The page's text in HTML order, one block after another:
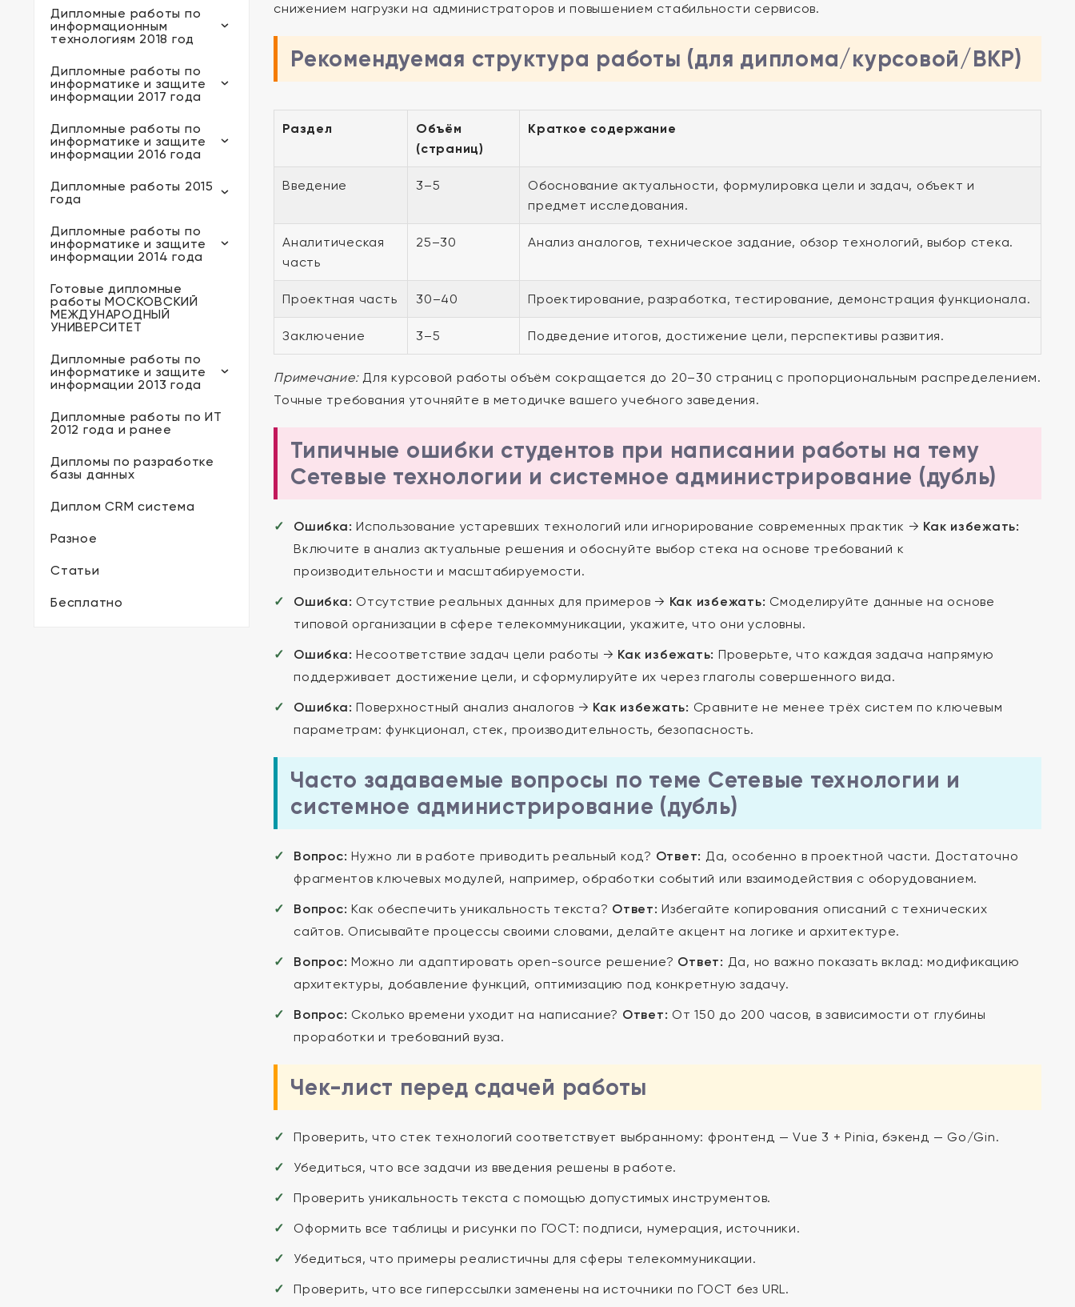
Дипломные работы по
информационным
технологиям 2018 год
Дипломные работы по
информатике и защите
информации 2017 года
Дипломные работы по
информатике и защите
информации 2016 года
Дипломные работы 2015
года
Дипломные работы по
информатике и защите
информации 2014 года
Готовые дипломные
работы МОСКОВСКИЙ
МЕЖДУНАРОДНЫЙ
УНИВЕРСИТЕТ
Дипломные работы по
информатике и защите
информации 2013 года
Дипломные работы по ИТ
2012 года и ранее
Дипломы по разработке
базы данных
Диплом CRM система
Разное
Статьи
Бесплатно
снижением нагрузки на администраторов и повышением стабильности сервисов.
Рекомендуемая структура работы (для диплома/курсовой/ВКР)
Раздел
Объём
(страниц)
Краткое содержание
Введение 3–5
Обоснование актуальности, формулировка цели и задач, объект и
предмет исследования.
Аналитическая
часть
25–30 Анализ аналогов, техническое задание, обзор технологий, выбор стека.
Проектная часть 30–40 Проектирование, разработка, тестирование, демонстрация функционала.
Заключение 3–5 Подведение итогов, достижение цели, перспективы развития.
Примечание:Для курсовой работы объём сокращается до 20–30 страниц с пропорциональным распределением.
Точные требования уточняйте в методичке вашего учебного заведения.
Типичные ошибки студентов при написании работы на тему
Сетевые технологии и системное администрирование (дубль)
Ошибка: Использование устаревших технологий или игнорирование современных практик → Как избежать:
Включите в анализ актуальные решения и обоснуйте выбор стека на основе требований к
производительности и масштабируемости.
Ошибка: Отсутствие реальных данных для примеров → Как избежать: Смоделируйте данные на основе
типовой организации в сфере телекоммуникации, укажите, что они условны.
Ошибка: Несоответствие задач цели работы → Как избежать: Проверьте, что каждая задача напрямую
поддерживает достижение цели, и сформулируйте их через глаголы совершенного вида.
Ошибка: Поверхностный анализ аналогов → Как избежать: Сравните не менее трёх систем по ключевым
параметрам: функционал, стек, производительность, безопасность.
Часто задаваемые вопросы по теме Сетевые технологии и
системное администрирование (дубль)
Вопрос: Нужно ли в работе приводить реальный код? Ответ: Да, особенно в проектной части. Достаточно
фрагментов ключевых модулей, например, обработки событий или взаимодействия с оборудованием.
Вопрос: Как обеспечить уникальность текста? Ответ: Избегайте копирования описаний с технических
сайтов. Описывайте процессы своими словами, делайте акцент на логике и архитектуре.
Вопрос: Можно ли адаптировать open-source решение? Ответ: Да, но важно показать вклад: модификацию
архитектуры, добавление функций, оптимизацию под конкретную задачу.
Вопрос: Сколько времени уходит на написание? Ответ: От 150 до 200 часов, в зависимости от глубины
проработки и требований вуза.
Чек-лист перед сдачей работы
Проверить, что стек технологий соответствует выбранному: фронтенд — Vue 3 + Pinia, бэкенд — Go/Gin.
Убедиться, что все задачи из введения решены в работе.
Проверить уникальность текста с помощью допустимых инструментов.
Оформить все таблицы и рисунки по ГОСТ: подписи, нумерация, источники.
Убедиться, что примеры реалистичны для сферы телекоммуникации.
Проверить, что все гиперссылки заменены на источники по ГОСТ без URL.